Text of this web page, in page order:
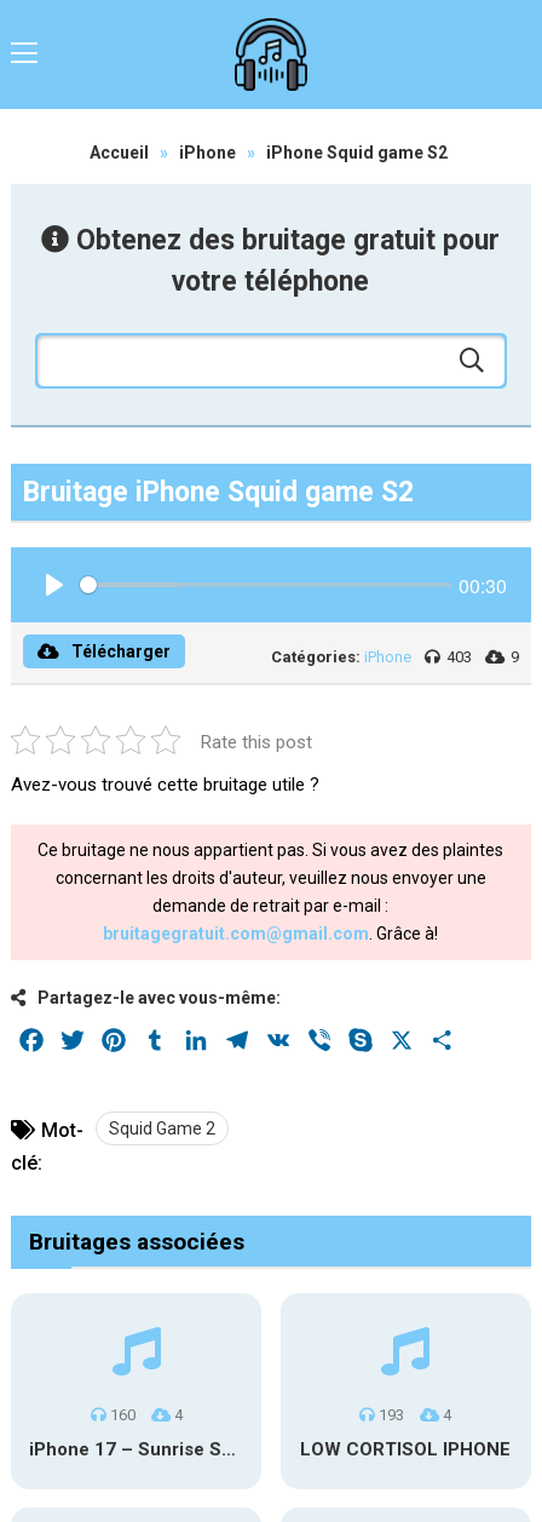
Accueil » iPhone » iPhone Squid game S2
Obtenez des bruitage gratuit pour
votre téléphone
Bruitage iPhone Squid game S2
00:30
Télécharger Catégories: iPhone 403 9
Rate this post
Avez-vous trouvé cette bruitage utile ?
Ce bruitage ne nous appartient pas. Si vous avez des plaintes
concernant les droits d'auteur, veuillez nous envoyer une
demande de retrait par e-mail :
bruitagegratuit.com@gmail.com . Grâce à!
Partagez-le avec vous-même:
Facebook
Twitter PinterestTumblrLinkedInTelegram
VK Viber Skype
Mot-
clé:
Squid Game 2
Bruitages associées
160 4
iPhone 17 – Sunrise Serenity
193 4
LOW CORTISOL IPHONE